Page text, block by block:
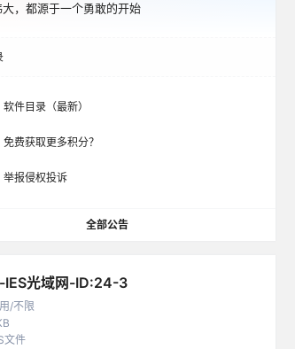
大，都源于一个勇敢的开始
软件目录（最新）
免费获取更多积分？
举报侵权投诉
全部公告
IES光域网-ID:24-3
/不限
文件